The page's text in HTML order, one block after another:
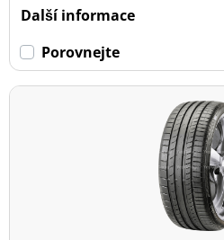
Další informace
Porovnejte